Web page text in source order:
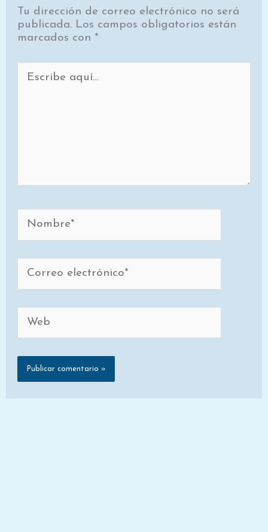
Tu dirección de correo electrónico no será
publicada. Los campos obligatorios están
marcados con *
aquí...
electrónico*